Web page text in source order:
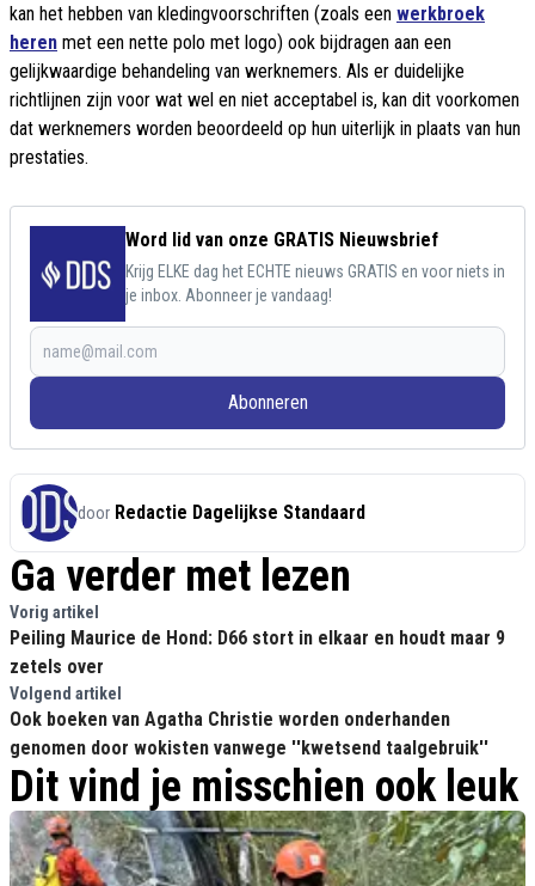
kan het hebben van kledingvoorschriften (zoals een werkbroek
heren met een nette polo met logo) ook bijdragen aan een
gelijkwaardige behandeling van werknemers. Als er duidelijke
richtlijnen zijn voor wat wel en niet acceptabel is, kan dit voorkomen
dat werknemers worden beoordeeld op hun uiterlijk in plaats van hun
prestaties.
Word lid van onze GRATIS Nieuwsbrief
Krijg ELKE dag het ECHTE nieuws GRATIS en voor niets in
je inbox. Abonneer je vandaag!
Abonneren
door Redactie Dagelijkse Standaard
Ga verder met lezen
Vorig artikel
Peiling Maurice de Hond: D66 stort in elkaar en houdt maar 9
zetels over
Volgend artikel
Ook boeken van Agatha Christie worden onderhanden
genomen door wokisten vanwege ''kwetsend taalgebruik''
Dit vind je misschien ook leuk